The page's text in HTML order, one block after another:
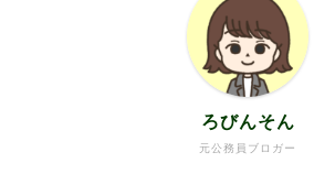
元公務員ブロガー
ろびんそん